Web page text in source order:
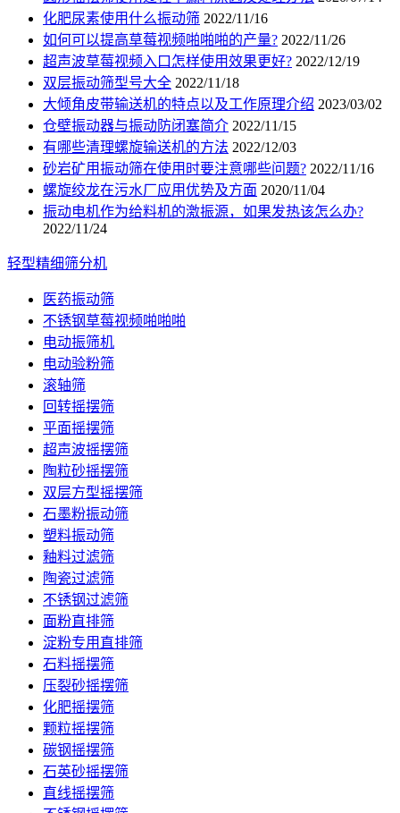
化肥尿素使用什么振动筛 2022/11/16
如何可以提高草莓视频啪啪啪的产量? 2022/11/26
超声波草莓视频入口怎样使用效果更好? 2022/12/19
双层振动筛型号大全 2022/11/18
大倾角皮带输送机的特点以及工作原理介绍 2023/03/02
仓壁振动器与振动防闭塞简介 2022/11/15
有哪些清理螺旋输送机的方法 2022/12/03
砂岩矿用振动筛在使用时要注意哪些问题? 2022/11/16
螺旋绞龙在污水厂应用优势及方面 2020/11/04
振动电机作为给料机的激振源，如果发热该怎么办?
2022/11/24
轻型精细筛分机
医药振动筛
不锈钢草莓视频啪啪啪
电动振筛机
电动验粉筛
滚轴筛
回转摇摆筛
平面摇摆筛
超声波摇摆筛
陶粒砂摇摆筛
双层方型摇摆筛
石墨粉振动筛
塑料振动筛
釉料过滤筛
陶瓷过滤筛
不锈钢过滤筛
面粉直排筛
淀粉专用直排筛
石料摇摆筛
压裂砂摇摆筛
化肥摇摆筛
颗粒摇摆筛
碳钢摇摆筛
石英砂摇摆筛
直线摇摆筛